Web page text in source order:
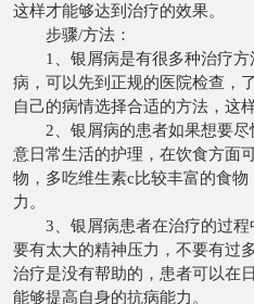
这样才能够达到治疗的效果。
步骤/方法：
1、银屑病是有很多种治疗方
病，可以先到正规的医院检查，
自己的病情选择合适的方法，这
2、银屑病的患者如果想要尽
意日常生活的护理，在饮食方面
物，多吃维生素c比较丰富的食
力。
3、银屑病患者在治疗的过程
要有太大的精神压力，不要有过
治疗是没有帮助的，患者可以在
能够提高自身的抗病能力。